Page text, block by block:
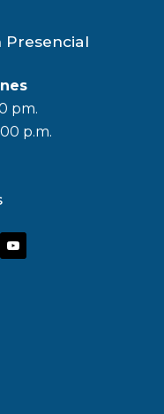
Presencial
pm.
p.m.
Y